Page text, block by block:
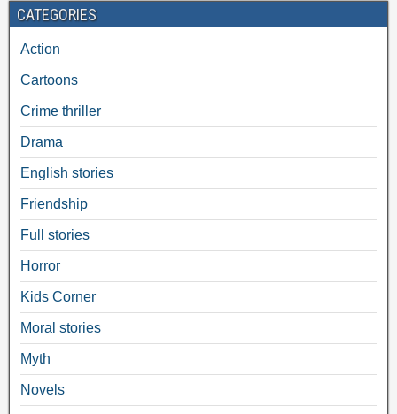
CATEGORIES
Action
Cartoons
Crime thriller
Drama
English stories
Friendship
Full stories
Horror
Kids Corner
Moral stories
Myth
Novels